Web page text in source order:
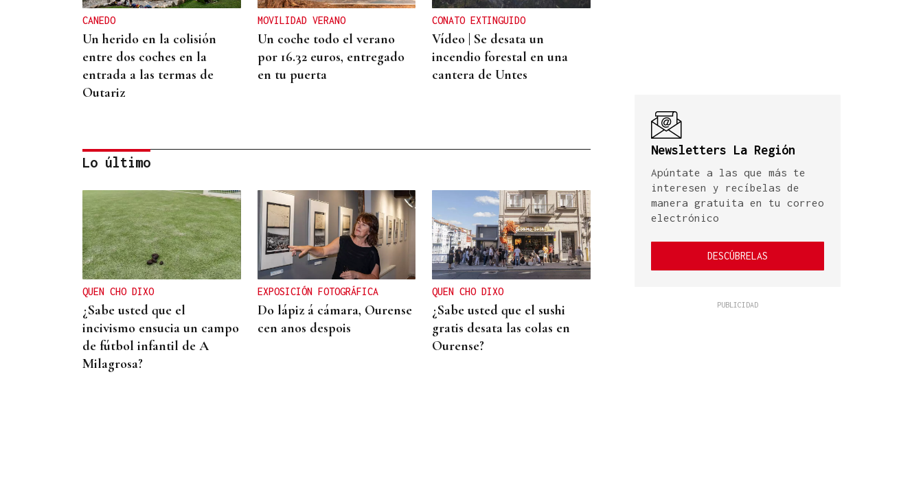
CANEDO
Un herido en la colisión
entre dos coches en la
entrada a las termas de
Outariz
MOVILIDAD VERANO
Un coche todo el verano
por 16.32 euros, entregado
en tu puerta
CONATO EXTINGUIDO
Vídeo | Se desata un
incendio forestal en una
cantera de Untes
ENTREVISTA
Jorge Vázquez: "Nuestro
objetivo a 2028 es crecer
creando valor para el
accionista y para el equipo
que lo hace posible"
Lo último
QUEN CHO DIXO
¿Sabe usted que el
incivismo ensucia un campo
de fútbol infantil de A
Milagrosa?
EXPOSICIÓN FOTOGRÁFICA
Do lápiz á cámara, Ourense
cen anos despois
QUEN CHO DIXO
¿Sabe usted que el sushi
gratis desata las colas en
Ourense?
Newsletters La Región
Apúntate a las que más te
interesen y recíbelas de
manera gratuita en tu correo
electrónico
DESCÚBRELAS